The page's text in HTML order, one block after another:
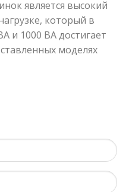
является высокий
который в
и 1000 ВА достигает
моделях